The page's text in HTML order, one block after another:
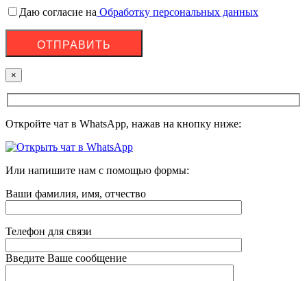
Даю согласие на Обработку персональных данных
×
Откройте чат в WhatsApp, нажав на кнопку ниже:
Или напишите нам с помощью формы:
Ваши фамилия, имя, отчество
Телефон для связи
Введите Ваше сообщение